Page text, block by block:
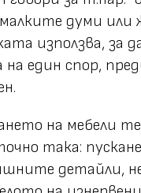
думи или
използва, за
на един спор,
на мебели
така:
детайли,